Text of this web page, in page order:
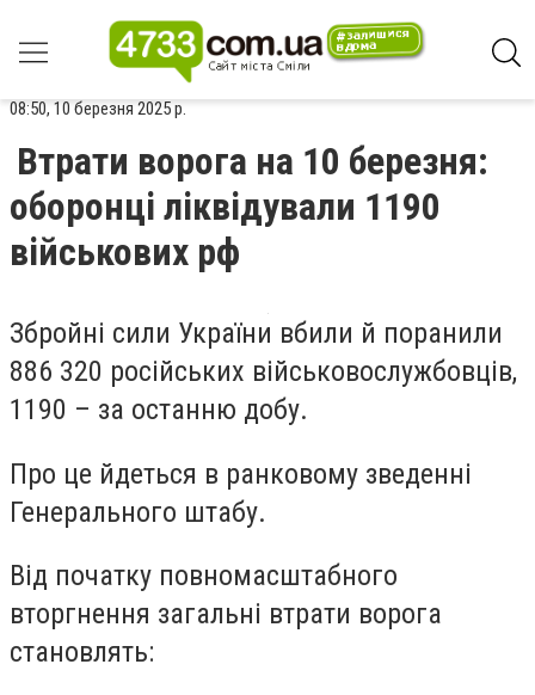
08:50, 10 березня 2025 р.
Втрати ворога на 10 березня:
оборонці ліквідували 1190
військових рф
Збройні сили України вбили й поранили
886 320 російських військовослужбовців,
1190 – за останню добу.
Про це йдеться в ранковому зведенні
Генерального штабу.
Від початку повномасштабного
вторгнення загальні втрати ворога
становлять: